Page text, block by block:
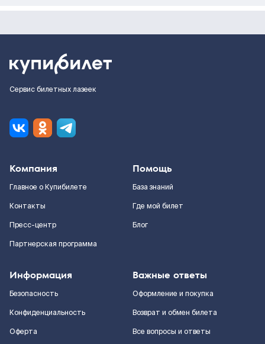
Сервис билетных лазеек
Компания
Главное о Купибилете
Контакты
Пресс-центр
Партнерская программа
Помощь
База знаний
Где мой билет
Блог
Информация
Безопасность
Конфиденциальность
Оферта
Важные ответы
Оформление и покупка
Возврат и обмен билета
Все вопросы и ответы